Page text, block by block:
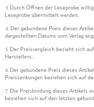
3 Durch Öffnen der Leseprobe
Leseprobe übermittelt werden.
4 Der gebundene Preis dieses
dargestellten Datums vom Verlag
5 Der Preisvergleich bezieht sich
Herstellers.
6 Der gebundene Preis dieses
Preissenkungen beziehen sich auf
7 Die Preisbindung dieses Artikels
beziehen sich auf den letzten